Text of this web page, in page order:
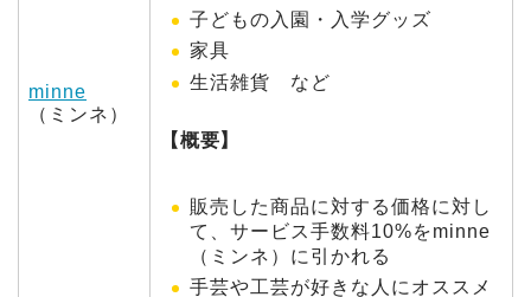
minne
（ミンネ）
子どもの入園・入学グッズ
家具
生活雑貨 など
【概要】
販売した商品に対する価格に対し
て、サービス手数料10%をminne
（ミンネ）に引かれる
手芸や工芸が好きな人にオススメ